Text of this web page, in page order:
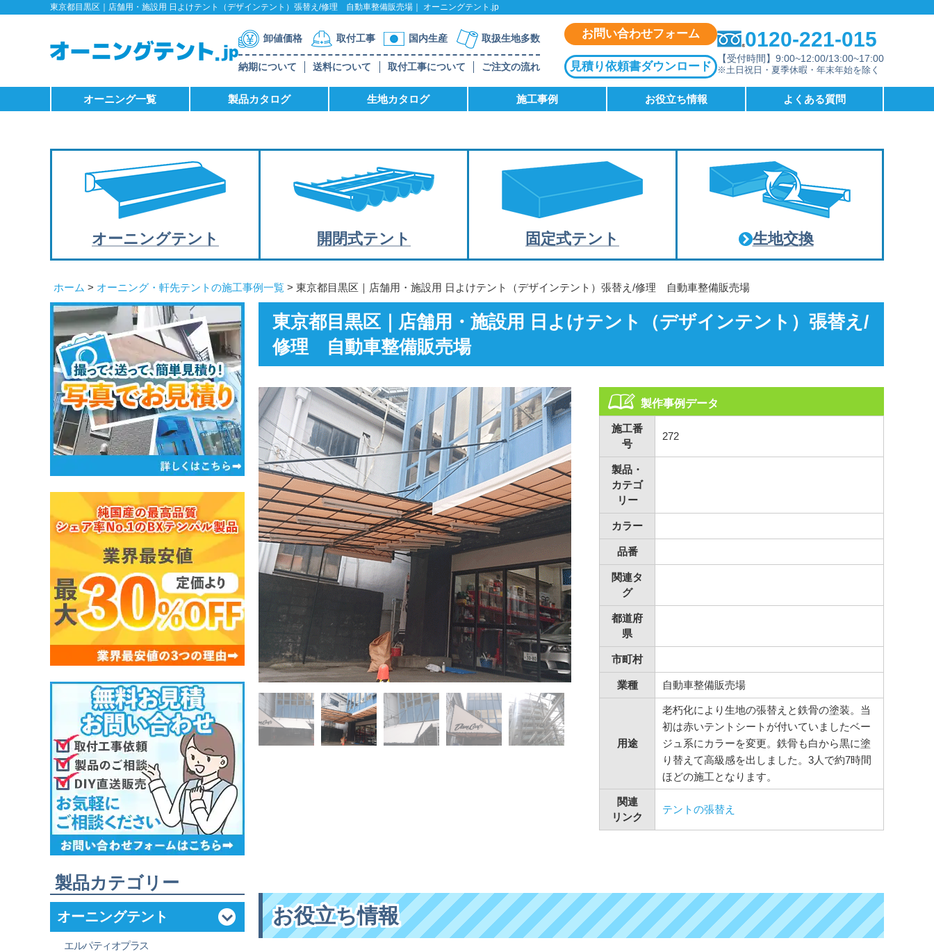
東京都目黒区｜店舗用・施設用 日よけテント（デザインテント）張替え/修理 自動車整備販売場｜ オーニングテント.jp
卸値価格 取付工事 国内生産 取扱生地多数
納期について 送料について 取付工事について ご注文の流れ
お問い合わせフォーム
見積り依頼書ダウンロード
0120-221-015
【受付時間】9:00~12:00/13:00~17:00
※土日祝日・夏季休暇・年末年始を除く
オーニング一覧 製品カタログ 生地カタログ 施工事例 お役立ち情報 よくある質問
オーニングテント 開閉式テント 固定式テント 生地交換
ホーム > オーニング・軒先テントの施工事例一覧 > 東京都目黒区｜店舗用・施設用 日よけテント（デザインテント）張替え/修理 自動車整備販売場
東京都目黒区｜店舗用・施設用 日よけテント（デザインテント）張替え/
修理 自動車整備販売場
製作事例データ
施工番
号
272
製品・
カテゴ
リー
カラー
品番
関連タ
グ
都道府
県
市町村
業種 自動車整備販売場
用途
老朽化により生地の張替えと鉄骨の塗装。当
初は赤いテントシートが付いていましたベー
ジュ系にカラーを変更。鉄骨も白から黒に塗
り替えて高級感を出しました。3人で約7時間
ほどの施工となります。
関連
リンク
テントの張替え
お役立ち情報
製品カテゴリー
オーニングテント
エルパティオプラス